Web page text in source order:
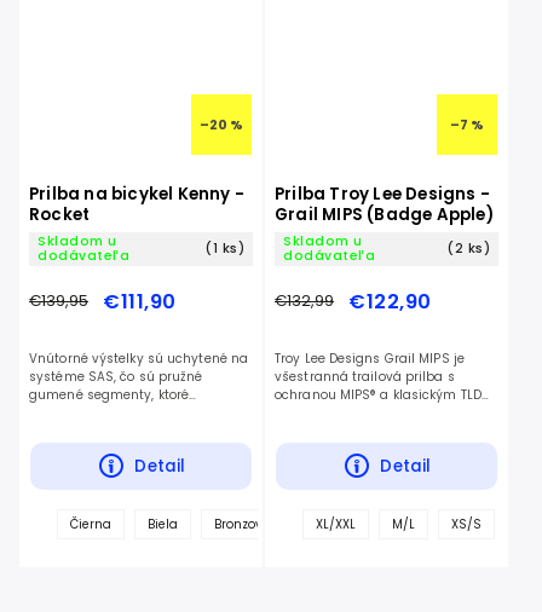
–20 %
Prilba na bicykel Kenny -
Rocket
Skladom u
dodávateľa
(1 ks)
€139,95 €111,90
Detail
Vnútorné výstelky sú uchytené na
systéme SAS, čo sú pružné
gumené segmenty, ktoré
hlavu – mozog v prípade pádu.
Čierna Biela Bronzová Šedá metal.modrá
–7 %
Prilba Troy Lee Designs -
Grail MIPS (Badge Apple)
Skladom u
dodávateľa
(2 ks)
€132,99 €122,90
Detail
Troy Lee Designs Grail MIPS je
všestranná trailová prilba s
ochranou MIPS® a klasickým TLD
XL/XXL M/L XS/S